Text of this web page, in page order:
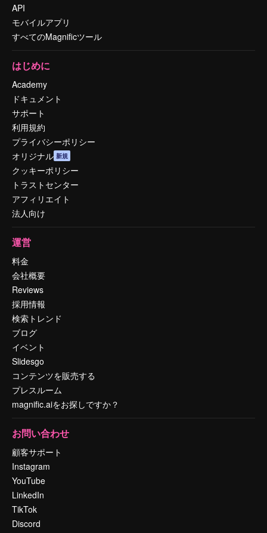
API
モバイルアプリ
すべてのMagnificツール
はじめに
Academy
ドキュメント
サポート
利用規約
プライバシーポリシー
オリジナル 新規
クッキーポリシー
トラストセンター
アフィリエイト
法人向け
運営
料金
会社概要
Reviews
採用情報
検索トレンド
ブログ
イベント
Slidesgo
コンテンツを販売する
プレスルーム
magnific.aiをお探しですか？
お問い合わせ
顧客サポート
Instagram
YouTube
LinkedIn
TikTok
Discord